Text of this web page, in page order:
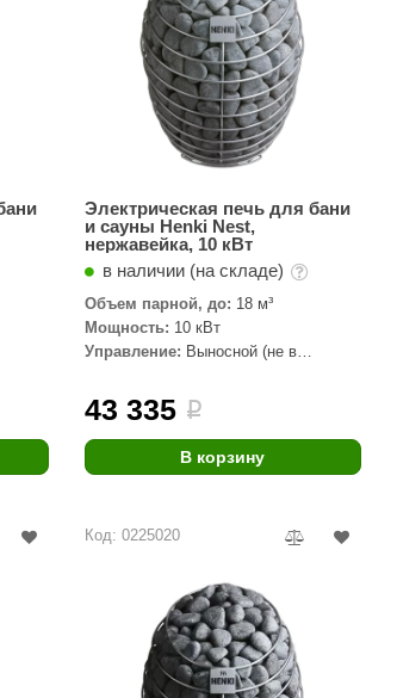
Kvimol
Огненный камень
Электрическая печь для бани
и сауны Henki Nest,
нержавейка, 10 кВт
в наличии (на складе)
Объем парной, до: 18 м³
Мощность: 10 кВт
Управление: Выносной (не в
43 335 i
В корзину
Код: 0225020